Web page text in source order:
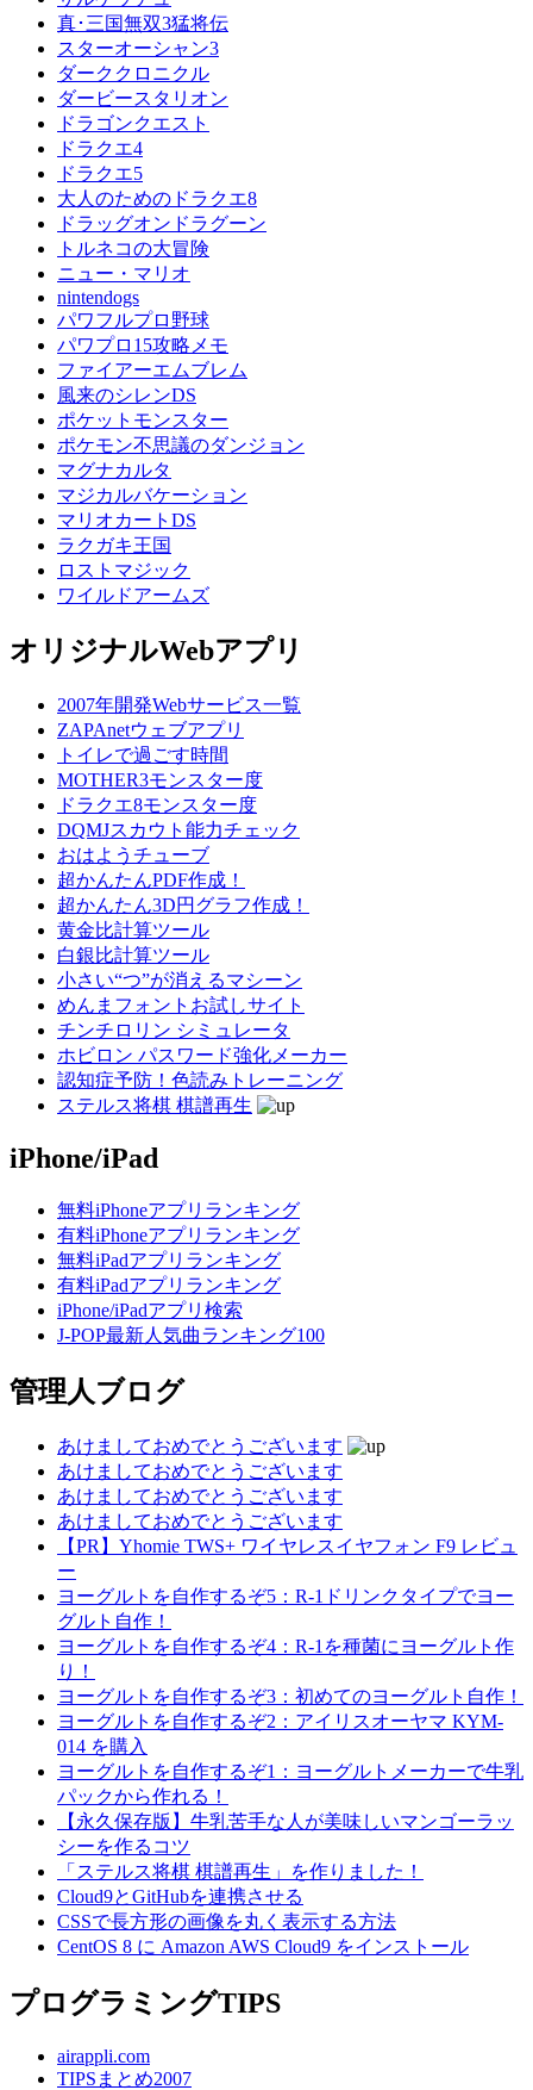
真･三国無双3猛将伝
スターオーシャン3
ダーククロニクル
ダービースタリオン
ドラゴンクエスト
ドラクエ4
ドラクエ5
大人のためのドラクエ8
ドラッグオンドラグーン
トルネコの大冒険
ニュー・マリオ
nintendogs
パワフルプロ野球
パワプロ15攻略メモ
ファイアーエムブレム
風来のシレンDS
ポケットモンスター
ポケモン不思議のダンジョン
マグナカルタ
マジカルバケーション
マリオカートDS
ラクガキ王国
ロストマジック
ワイルドアームズ
オリジナルWebアプリ
2007年開発Webサービス一覧
ZAPAnetウェブアプリ
トイレで過ごす時間
MOTHER3モンスター度
ドラクエ8モンスター度
DQMJスカウト能力チェック
おはようチューブ
超かんたんPDF作成！
超かんたん3D円グラフ作成！
黄金比計算ツール
白銀比計算ツール
小さい“つ”が消えるマシーン
めんまフォントお試しサイト
チンチロリン シミュレータ
ホビロン パスワード強化メーカー
認知症予防！色読みトレーニング
ステルス将棋 棋譜再生
iPhone/iPad
無料iPhoneアプリランキング
有料iPhoneアプリランキング
無料iPadアプリランキング
有料iPadアプリランキング
iPhone/iPadアプリ検索
J-POP最新人気曲ランキング100
管理人ブログ
あけましておめでとうございます
あけましておめでとうございます
あけましておめでとうございます
あけましておめでとうございます
【PR】Yhomie TWS+ ワイヤレスイヤフォン F9 レビュ
ー
ヨーグルトを自作するぞ5：R-1ドリンクタイプでヨー
グルト自作！
ヨーグルトを自作するぞ4：R-1を種菌にヨーグルト作
り！
ヨーグルトを自作するぞ3：初めてのヨーグルト自作！
ヨーグルトを自作するぞ2：アイリスオーヤマ KYM-
014 を購入
ヨーグルトを自作するぞ1：ヨーグルトメーカーで牛乳
パックから作れる！
【永久保存版】牛乳苦手な人が美味しいマンゴーラッ
シーを作るコツ
「ステルス将棋 棋譜再生」を作りました！
Cloud9とGitHubを連携させる
CSSで長方形の画像を丸く表示する方法
CentOS 8 に Amazon AWS Cloud9 をインストール
プログラミングTIPS
airappli.com
TIPSまとめ2007